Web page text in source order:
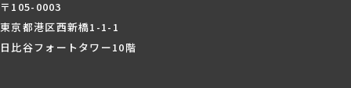
〒105-0003
東京都港区西新橋1-1-1
日比谷フォートタワー10階